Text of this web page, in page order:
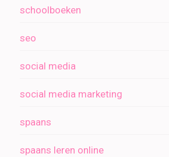
schoolboeken
seo
social media
social media marketing
spaans
spaans leren online